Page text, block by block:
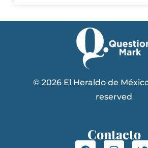
© 2026 El Heraldo de
reserved
Contacto